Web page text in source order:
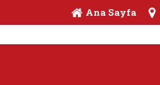
Ana Sayfa